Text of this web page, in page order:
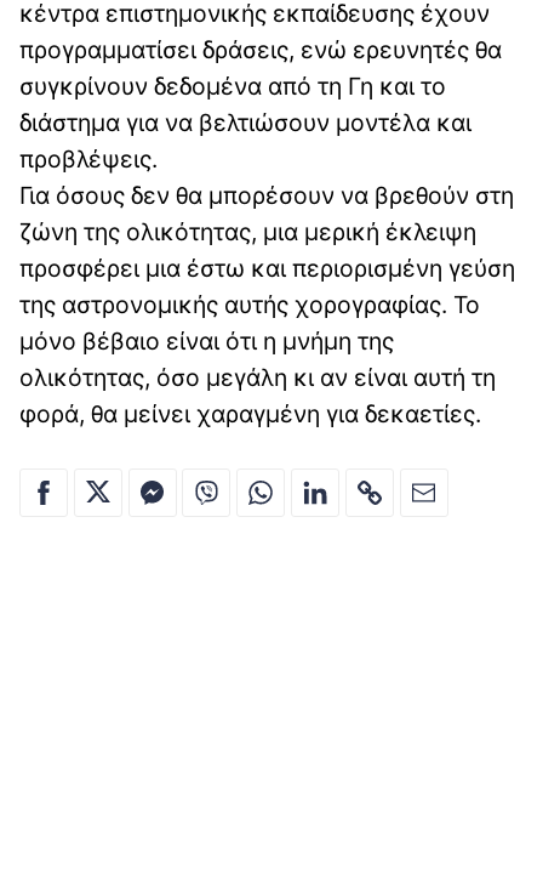
κέντρα επιστημονικής εκπαίδευσης έχουν
προγραμματίσει δράσεις, ενώ ερευνητές θα
συγκρίνουν δεδομένα από τη Γη και το
διάστημα για να βελτιώσουν μοντέλα και
προβλέψεις.
Για όσους δεν θα μπορέσουν να βρεθούν στη
ζώνη της ολικότητας, μια μερική έκλειψη
προσφέρει μια έστω και περιορισμένη γεύση
της αστρονομικής αυτής χορογραφίας. Το
μόνο βέβαιο είναι ότι η μνήμη της
ολικότητας, όσο μεγάλη κι αν είναι αυτή τη
φορά, θα μείνει χαραγμένη για δεκαετίες.